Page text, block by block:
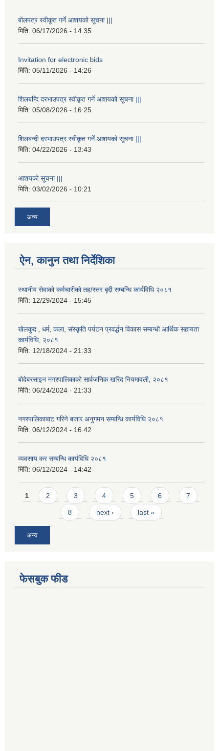
बोलपत्र स्वीकूत गर्ने आशयको सूचना |||
मिति: 06/17/2026 - 14:35
Invitation for electronic bids
मिति: 05/11/2026 - 14:26
शिलबन्दि दरभाउपत्र स्वीकृत गर्ने आशयको सूचना |||
मिति: 05/08/2026 - 16:25
शिलबन्दी दरभाउपत्र स्वीकृत गर्ने आशयको सूचना |||
मिति: 04/22/2026 - 13:43
आशयको सूचना |||
मिति: 03/02/2026 - 10:21
अन्य
ऐन, कानुन तथा निर्देशिका
स्थानीय सेवाको कर्मचारीको तह/स्तर बृद्दी सम्बन्धि कार्यविधि २०८१
मिति: 12/29/2024 - 15:45
खेलकुद , धर्म, कला, संस्कृति पर्यटन प्रवर्द्धन विकास सम्बन्धी आर्थिक सहायता
कार्यविधि, २०८१
मिति: 12/18/2024 - 21:33
बोदेबरसाइन नगरपालिकाको सार्वजनिक खरिद नियमावली, २०८१
मिति: 06/24/2024 - 21:33
नगरपालिकाबाट गरिने बजार अनुगमन सम्बन्धि कार्यविधि २०८१
मिति: 06/12/2024 - 16:42
व्यवसाय कर सम्बन्धि कार्यविधि २०८१
मिति: 06/12/2024 - 14:42
Pages
1 2 3 4 5 6 7
8 next › last »
अन्य
फेसबुक फीड